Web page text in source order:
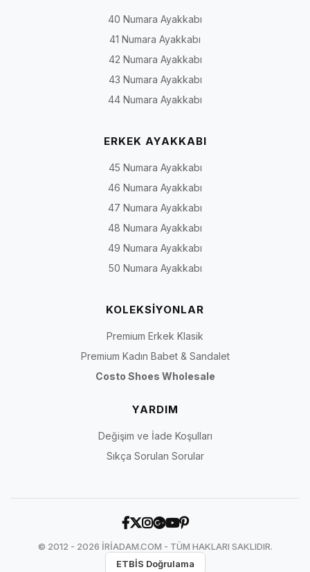
40 Numara Ayakkabı
41 Numara Ayakkabı
42 Numara Ayakkabı
43 Numara Ayakkabı
44 Numara Ayakkabı
ERKEK AYAKKABI
45 Numara Ayakkabı
46 Numara Ayakkabı
47 Numara Ayakkabı
48 Numara Ayakkabı
49 Numara Ayakkabı
50 Numara Ayakkabı
KOLEKSİYONLAR
Premium Erkek Klasik
Premium Kadın Babet & Sandalet
Costo Shoes Wholesale
YARDIM
Değişim ve İade Koşulları
Sıkça Sorulan Sorular
© 2012 - 2026 İRİADAM.COM - TÜM HAKLARI SAKLIDIR.
ETBİS Doğrulama